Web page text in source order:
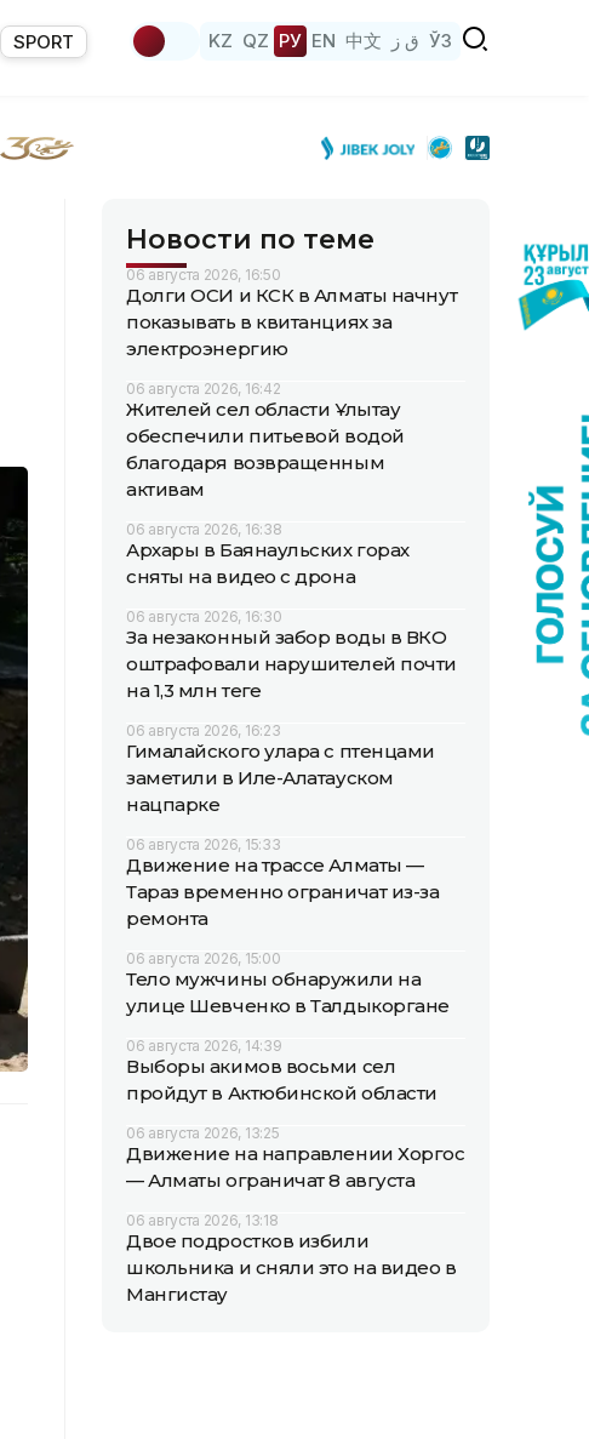
SPORT KZ QZ РУ EN 中文 ق ز ЎЗ
Новости по теме
06 августа 2026, 16:50
Долги ОСИ и КСК в Алматы начнут
показывать в квитанциях за
электроэнергию
06 августа 2026, 16:42
Жителей сел области Ұлытау
обеспечили питьевой водой
благодаря возвращенным
активам
06 августа 2026, 16:38
Архары в Баянаульских горах
сняты на видео с дрона
06 августа 2026, 16:30
За незаконный забор воды в ВКО
оштрафовали нарушителей почти
на 1,3 млн теңге
06 августа 2026, 16:23
Гималайского улара с птенцами
заметили в Иле-Алатауском
нацпарке
06 августа 2026, 15:33
Движение на трассе Алматы —
Тараз временно ограничат из-за
ремонта
06 августа 2026, 15:00
Тело мужчины обнаружили на
улице Шевченко в Талдыкоргане
06 августа 2026, 14:39
Выборы акимов восьми сел
пройдут в Актюбинской области
06 августа 2026, 13:25
Движение на направлении Хоргос
— Алматы ограничат 8 августа
06 августа 2026, 13:18
Двое подростков избили
школьника и сняли это на видео в
Мангистау